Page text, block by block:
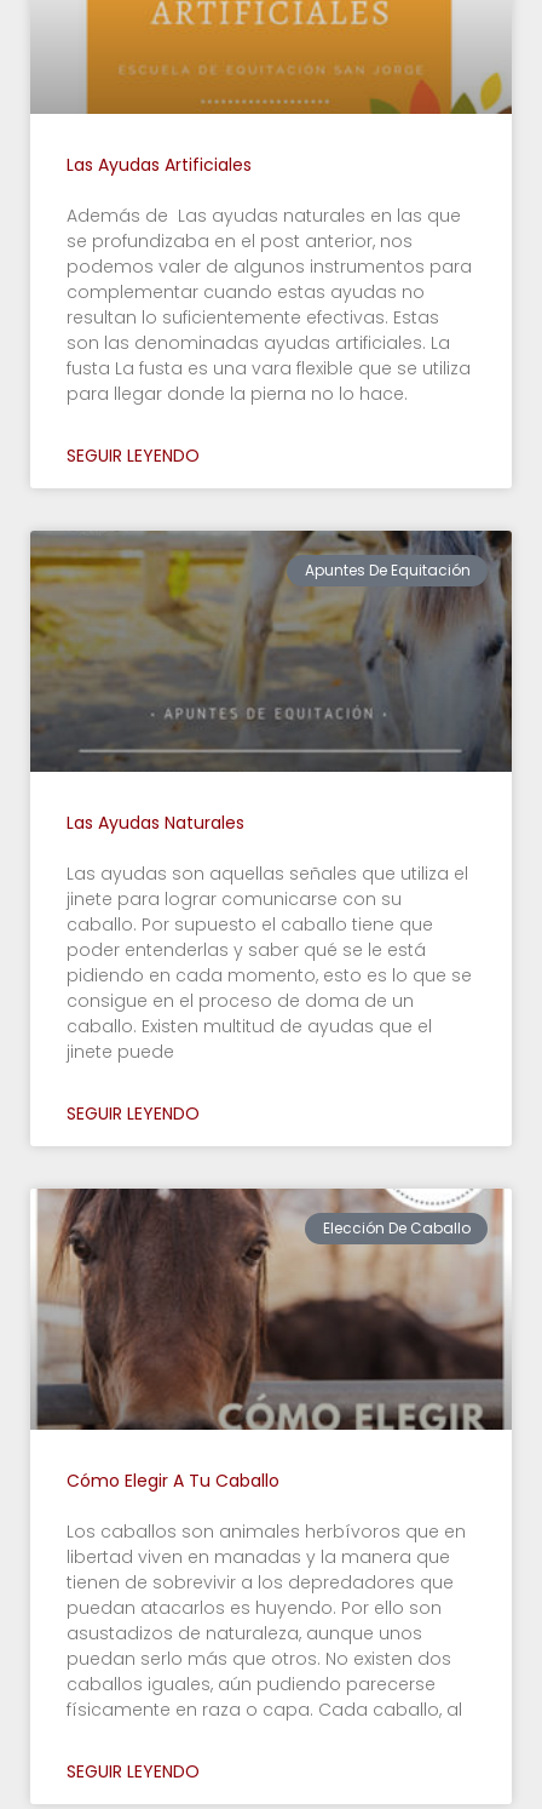
Las Ayudas Artificiales
Además de Las ayudas naturales en las que
se profundizaba en el post anterior, nos
podemos valer de algunos instrumentos para
complementar cuando estas ayudas no
resultan lo suficientemente efectivas. Estas
son las denominadas ayudas artificiales. La
fusta La fusta es una vara flexible que se utiliza
para llegar donde la pierna no lo hace.
SEGUIR LEYENDO
Apuntes De Equitación
Las Ayudas Naturales
Las ayudas son aquellas señales que utiliza el
jinete para lograr comunicarse con su
caballo. Por supuesto el caballo tiene que
poder entenderlas y saber qué se le está
pidiendo en cada momento, esto es lo que se
consigue en el proceso de doma de un
caballo. Existen multitud de ayudas que el
jinete puede
SEGUIR LEYENDO
Elección De Caballo
Cómo Elegir A Tu Caballo
Los caballos son animales herbívoros que en
libertad viven en manadas y la manera que
tienen de sobrevivir a los depredadores que
puedan atacarlos es huyendo. Por ello son
asustadizos de naturaleza, aunque unos
puedan serlo más que otros. No existen dos
caballos iguales, aún pudiendo parecerse
físicamente en raza o capa. Cada caballo, al
SEGUIR LEYENDO